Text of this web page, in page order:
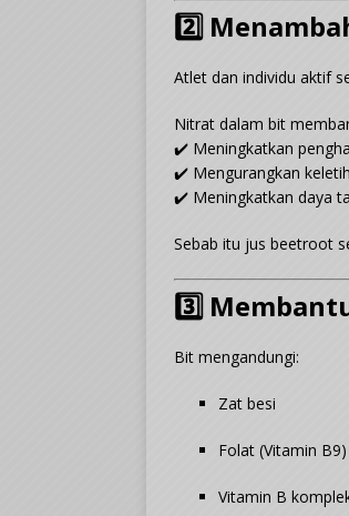
2️⃣
Atlet dan individu aktif
Nitrat dalam bit
✔️ Meningkatkan
✔️ Mengurangkan
✔️ Meningkatkan daya
Sebab itu jus beetroot
3️⃣
Bit mengandungi:
Zat besi
Folat (Vitamin B9)
Vitamin B